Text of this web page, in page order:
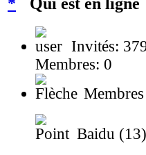
Invités:
Membres: 0
Baidu (13)